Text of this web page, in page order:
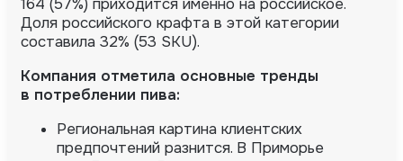
164 (57%) приходится именно на российское.
Доля российского крафта в этой категории
составила 32% (53 SKU).
Компания отметила основные тренды
в потреблении пива:
Региональная картина клиентских
предпочтений разнится. В Приморье